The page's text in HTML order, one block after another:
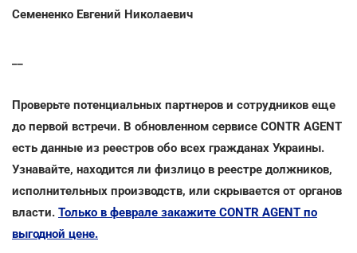
Семененко Евгений Николаевич
Проверьте потенциальных партнеров и сотрудников еще
до первой встречи. В обновленном сервисе CONTR AGENT
есть данные из реестров обо всех гражданах Украины.
Узнавайте, находится ли физлицо в реестре должников,
исполнительных производств, или скрывается от органов
власти. Только в феврале закажите CONTR AGENT по
выгодной цене.